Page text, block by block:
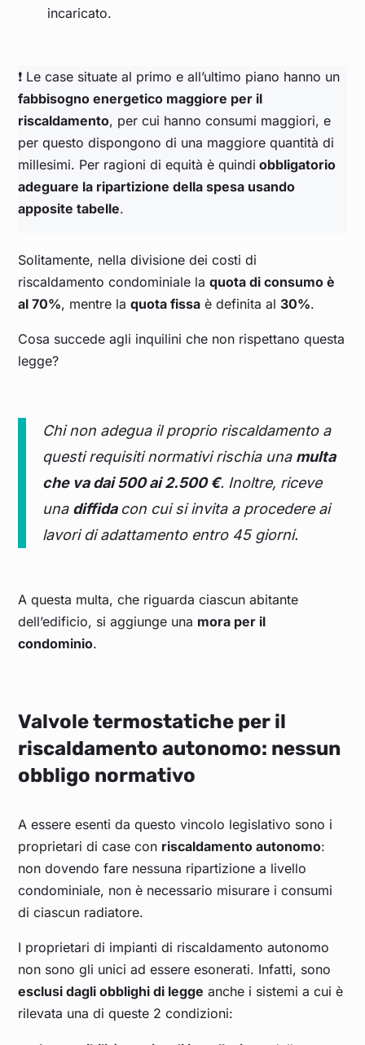
incaricato.
❗ Le case situate al primo e all’ultimo piano hanno un
fabbisogno energetico maggiore per il
riscaldamento, per cui hanno consumi maggiori, e
per questo dispongono di una maggiore quantità di
millesimi. Per ragioni di equità è quindi obbligatorio
adeguare la ripartizione della spesa usando
apposite tabelle.
Solitamente, nella divisione dei costi di
riscaldamento condominiale laquota di consumo è
al 70%, mentre laquota fissa è definita al 30%.
Cosa succede agli inquilini che non rispettano questa
legge?
Chi non adegua il proprio riscaldamento a
questi requisiti normativi rischia una multa
che va dai 500 ai 2.500 €. Inoltre, riceve
una diffida con cui si invita a procedere ai
lavori di adattamento entro 45 giorni.
A questa multa, che riguarda ciascun abitante
dell’edificio, si aggiunge una mora per il
condominio.
Valvole termostatiche per il
riscaldamento autonomo: nessun
obbligo normativo
A essere esenti da questo vincolo legislativo sono i
proprietari di case con riscaldamento autonomo:
non dovendo fare nessuna ripartizione a livello
condominiale, non è necessario misurare i consumi
di ciascun radiatore.
I proprietari di impianti di riscaldamento autonomo
non sono gli unici ad essere esonerati. Infatti, sono
esclusi dagli obblighi di legge anche i sistemi a cui è
rilevata una di queste 2 condizioni: